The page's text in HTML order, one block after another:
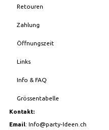
Retouren
Zahlung
Öffnungszeit
Links
Info & FAQ
Grössentabelle
Kontakt:
Email: Info@party-Ideen.ch